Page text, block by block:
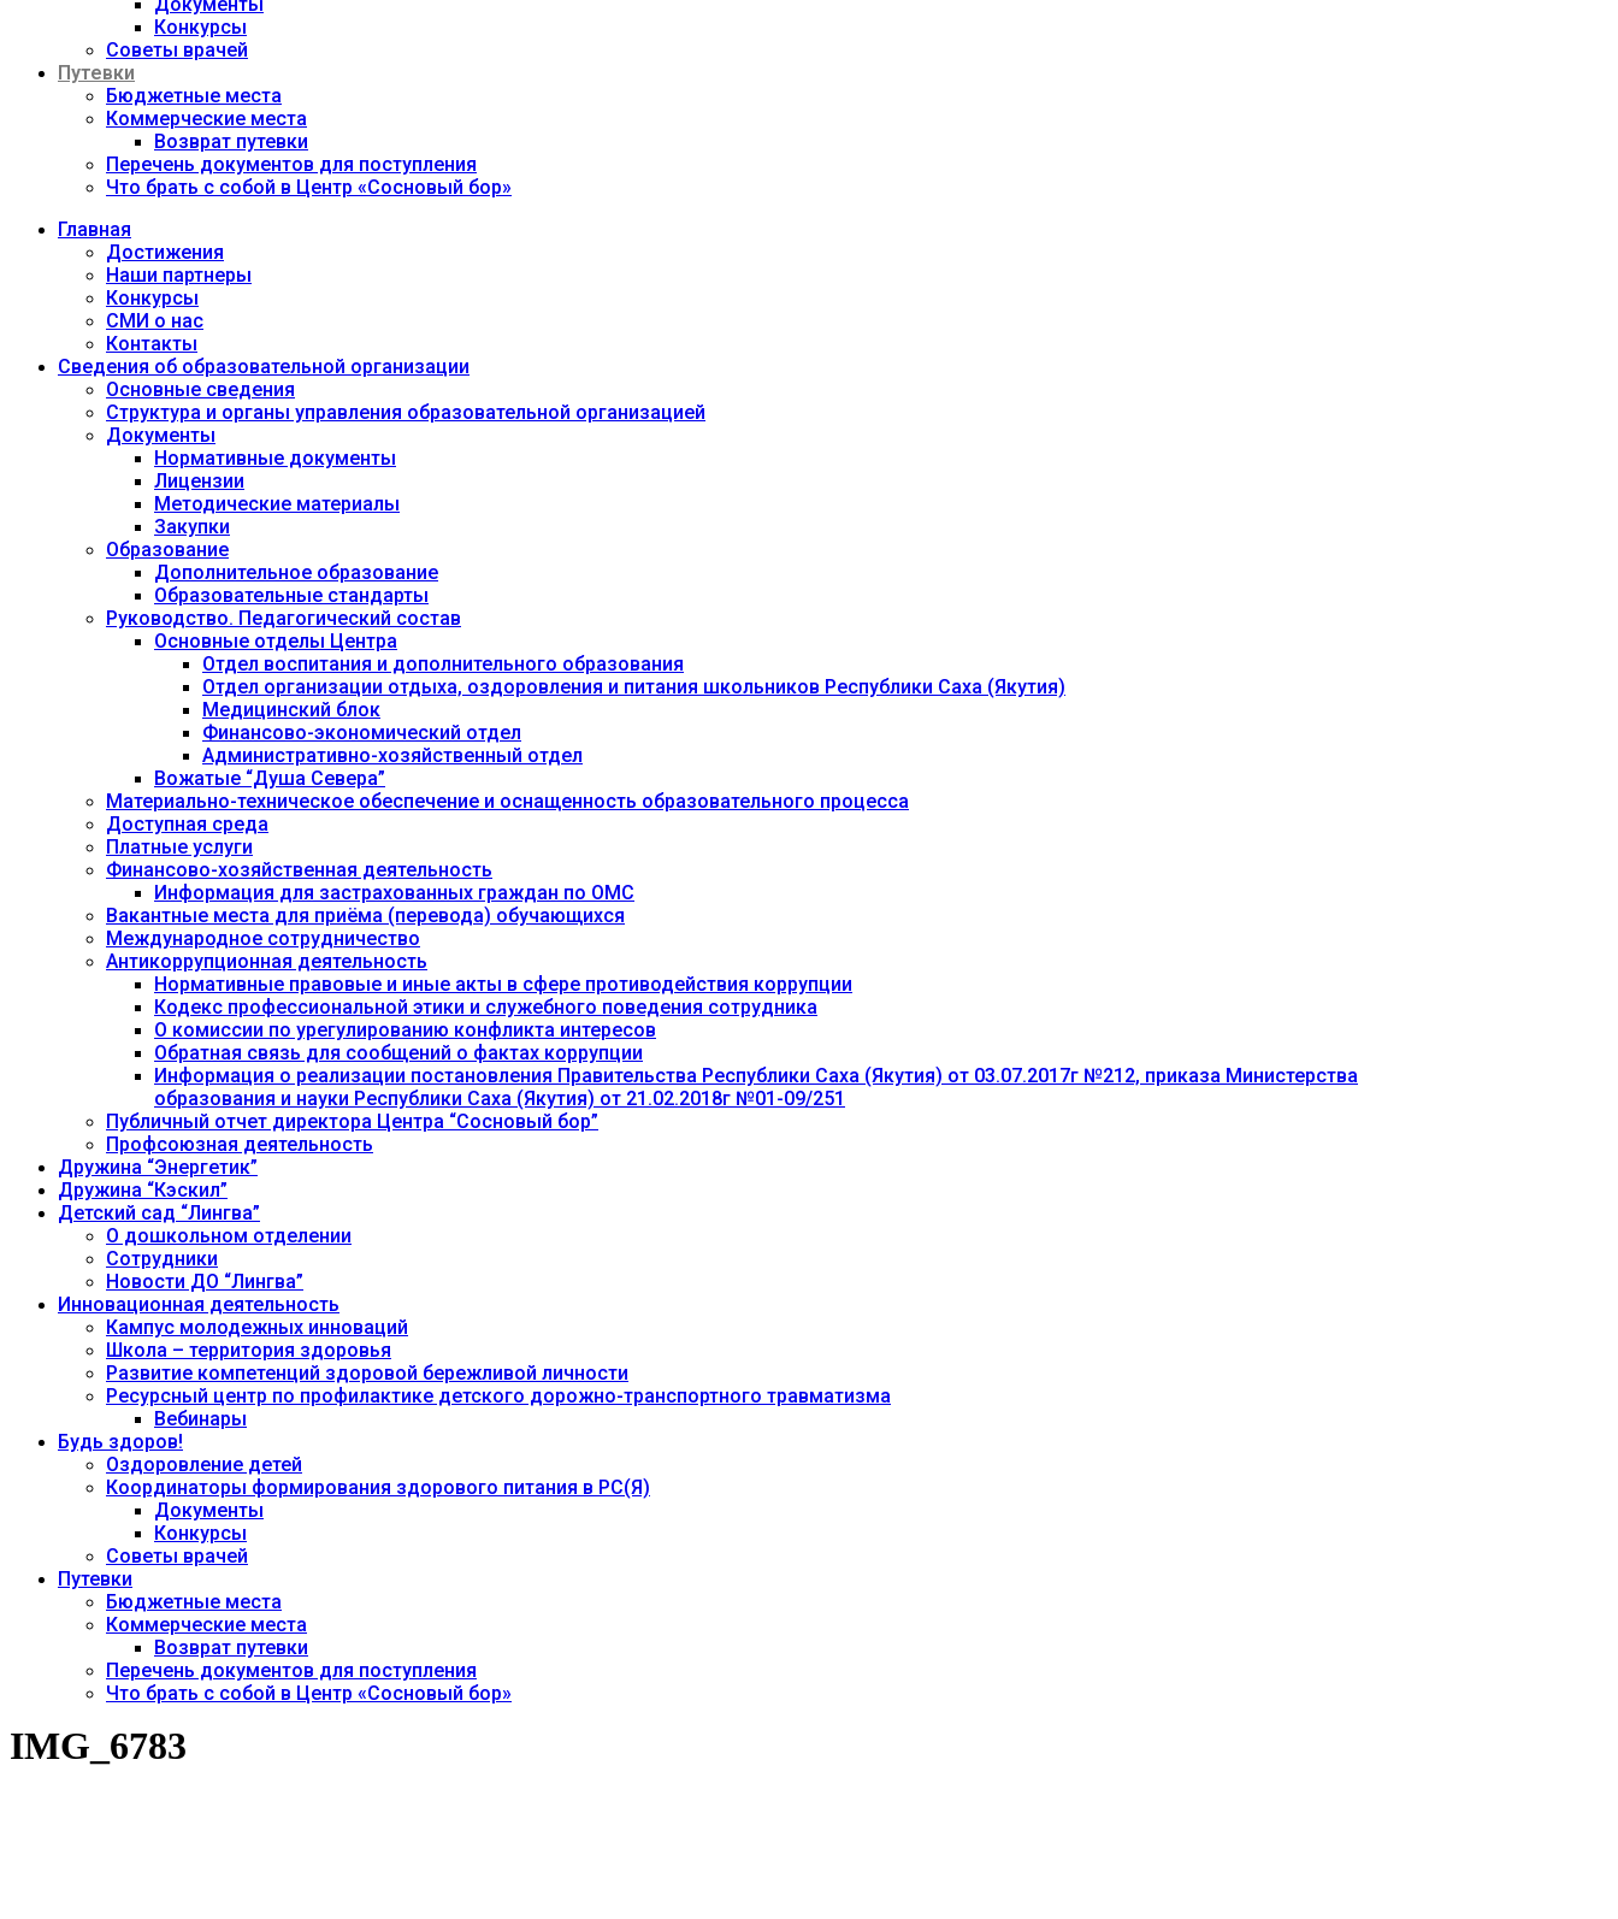
Конкурсы
Советы врачей
Путевки
Бюджетные места
Коммерческие места
Возврат путевки
Перечень документов для поступления
Что брать с собой в Центр «Сосновый бор»
Главная
Достижения
Наши партнеры
Конкурсы
СМИ о нас
Контакты
Сведения об образовательной организации
Основные сведения
Структура и органы управления образовательной организацией
Документы
Нормативные документы
Лицензии
Методические материалы
Закупки
Образование
Дополнительное образование
Образовательные стандарты
Руководство. Педагогический состав
Основные отделы Центра
Отдел воспитания и дополнительного образования
Отдел организации отдыха, оздоровления и питания школьников Республики Саха (Якутия)
Медицинский блок
Финансово-экономический отдел
Административно-хозяйственный отдел
Вожатые “Душа Севера”
Материально-техническое обеспечение и оснащенность образовательного процесса
Доступная среда
Платные услуги
Финансово-хозяйственная деятельность
Информация для застрахованных граждан по ОМС
Вакантные места для приёма (перевода) обучающихся
Международное сотрудничество
Антикоррупционная деятельность
Нормативные правовые и иные акты в сфере противодействия коррупции
Кодекс профессиональной этики и служебного поведения сотрудника
О комиссии по урегулированию конфликта интересов
Обратная связь для сообщений о фактах коррупции
Информация о реализации постановления Правительства Республики Саха (Якутия) от 03.07.2017г №212, приказа Министерства
образования и науки Республики Саха (Якутия) от 21.02.2018г №01-09/251
Публичный отчет директора Центра “Сосновый бор”
Профсоюзная деятельность
Дружина “Энергетик”
Дружина “Кэскил”
Детский сад “Лингва”
О дошкольном отделении
Сотрудники
Новости ДО “Лингва”
Инновационная деятельность
Кампус молодежных инноваций
Школа – территория здоровья
Развитие компетенций здоровой бережливой личности
Ресурсный центр по профилактике детского дорожно-транспортного травматизма
Вебинары
Будь здоров!
Оздоровление детей
Координаторы формирования здорового питания в РС(Я)
Документы
Конкурсы
Советы врачей
Путевки
Бюджетные места
Коммерческие места
Возврат путевки
Перечень документов для поступления
Что брать с собой в Центр «Сосновый бор»
IMG_6783